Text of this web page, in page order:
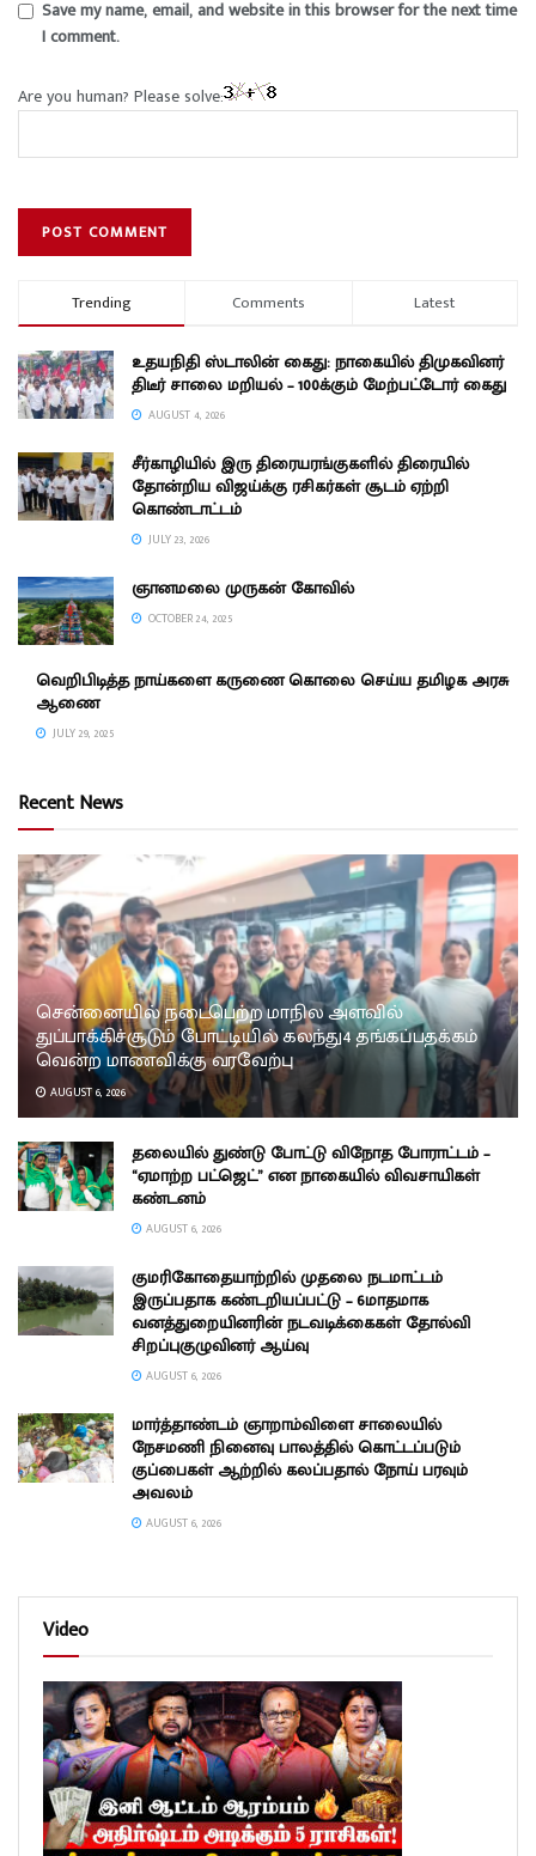
Save my name, email, and website in this browser for the next time
I comment.
Are you human? Please solve:
Trending Comments Latest
உதயநிதி ஸ்டாலின் கைது: நாகையில் திமுகவினர்
திடீர் சாலை மறியல் – 100க்கும் மேற்பட்டோர் கைது
AUGUST 4, 2026
சீர்காழியில் இரு திரையரங்குகளில் திரையில்
தோன்றிய விஜய்க்கு ரசிகர்கள் சூடம் ஏற்றி
கொண்டாட்டம்
JULY 23, 2026
ஞானமலை முருகன் கோவில்
OCTOBER 24, 2025
வெறிபிடித்த நாய்களை கருணை கொலை செய்ய தமிழக அரசு
ஆணை
JULY 29, 2025
Recent News
சென்னையில் நடைபெற்ற மாநில அளவில்
துப்பாக்கிச்சூடும் போட்டியில் கலந்து4 தங்கப்பதக்கம்
வென்ற மாணவிக்கு வரவேற்பு
AUGUST 6, 2026
தலையில் துண்டு போட்டு விநோத போராட்டம் –
“ஏமாற்ற பட்ஜெட்” என நாகையில் விவசாயிகள்
கண்டனம்
AUGUST 6, 2026
குமரிகோதையாற்றில் முதலை நடமாட்டம்
இருப்பதாக கண்டறியப்பட்டு – 6மாதமாக
வனத்துறையினரின் நடவடிக்கைகள் தோல்வி
சிறப்புகுழுவினர் ஆய்வு
AUGUST 6, 2026
மார்த்தாண்டம் ஞாறாம்விளை சாலையில்
நேசமணி நினைவு பாலத்தில் கொட்டப்படும்
குப்பைகள் ஆற்றில் கலப்பதால் நோய் பரவும்
அவலம்
AUGUST 6, 2026
Video